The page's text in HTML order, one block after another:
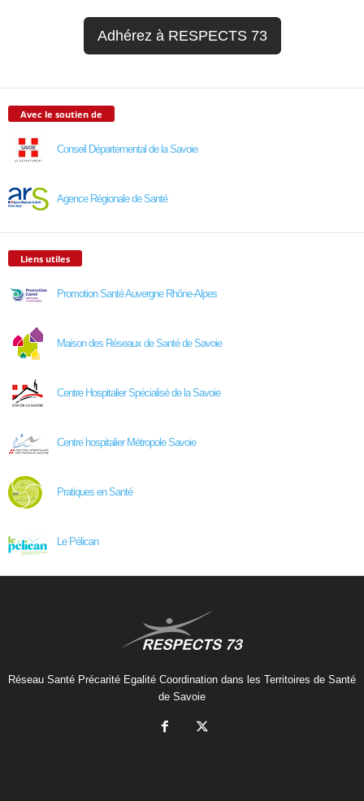
Adhérez à RESPECTS 73
Avec le soutien de
Conseil Départemental de la Savoie
Agence Régionale de Santé
Liens utiles
Promotion Santé Auvergne Rhône-Alpes
Maison des Réseaux de Santé de Savoie
Centre Hospitalier Spécialisé de la Savoie
Centre hospitalier Métropole Savoie
Pratiques en Santé
Le Pélican
Réseau Santé Précarité Egalité Coordination dans les Territoires de Santé
de Savoie